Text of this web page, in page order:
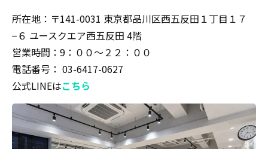
所在地：〒141-0031 東京都品川区西五反田１丁目１７
−６ ユースクエア西五反田 4階
営業時間：9：００〜２２：００
電話番号： 03-6417-0627
公式LINEはこちら